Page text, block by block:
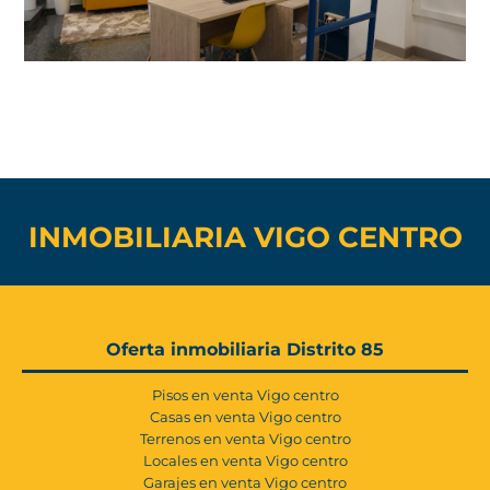
INMOBILIARIA VIGO CENTRO
Oferta inmobiliaria Distrito 85
Pisos en venta Vigo centro
Casas en venta Vigo centro
Terrenos en venta Vigo centro
Locales en venta Vigo centro
Garajes en venta Vigo centro